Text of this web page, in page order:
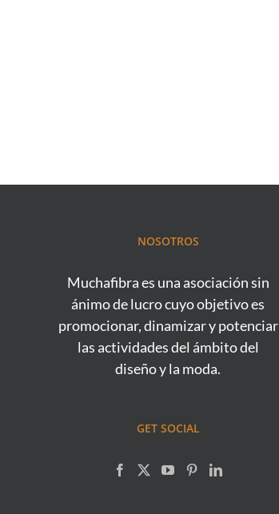
NOSOTROS
Muchafibra es una asociación sin
ánimo de lucro cuyo objetivo es
promocionar, dinamizar y potenciar
las actividades del ámbito del
diseño y la moda.
GET SOCIAL